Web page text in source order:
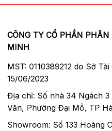
CÔNG TY CỔ PHẦN
MINH
MST: 0110389212 do Sở
15/06/2023
Địa chỉ: Số nhà 34 Ngách
Văn, Phường Đại Mỗ, TP
Showroom: Số 133 Hoàng